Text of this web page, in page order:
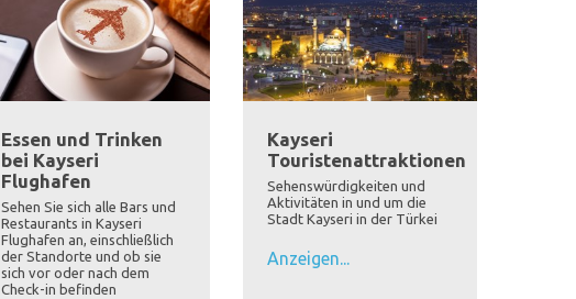
Essen und Trinken
bei Kayseri
Flughafen
Sehen Sie sich alle Bars und
Restaurants in Kayseri
Flughafen an, einschließlich
der Standorte und ob sie
sich vor oder nach dem
Check-in befinden
Kayseri
Touristenattraktionen
Sehenswürdigkeiten und
Aktivitäten in und um die
Stadt Kayseri in der Türkei
Anzeigen...